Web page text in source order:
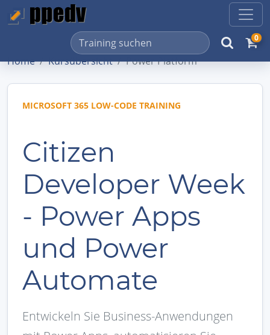
0
Home Kursübersicht Power Platform
MICROSOFT 365 LOW-CODE TRAINING
Citizen
Developer Week
- Power Apps
und Power
Automate
Entwickeln Sie Business-Anwendungen